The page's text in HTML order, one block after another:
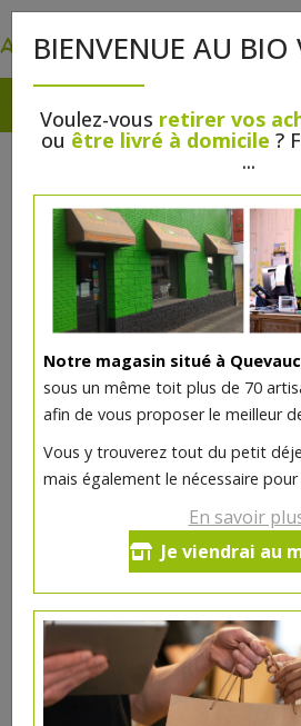
BIENVENUE AU BIO
Voulez-vous retirer vos
ou être livré à domicile ?
...
Notre magasin situé à
sous un même toit plus de 70
afin de vous proposer le meilleur
Vous y trouverez tout du petit
mais également le nécessaire
En savoir
Je viendrai au
Bûche crème
personnes
Ce produit est indisponible pour le
DANS LA MÊME